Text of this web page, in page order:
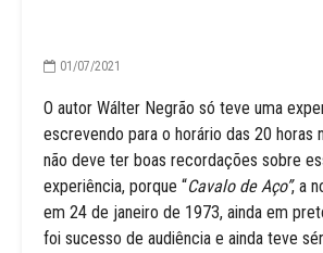
01/07/2021
O autor Wálter Negrão só teve uma
escrevendo para o horário das 20 horas
não deve ter boas recordações sobre
experiência, porque “Cavalo de Aço”, a
em 24 de janeiro de 1973, ainda em
foi sucesso de audiência e ainda teve